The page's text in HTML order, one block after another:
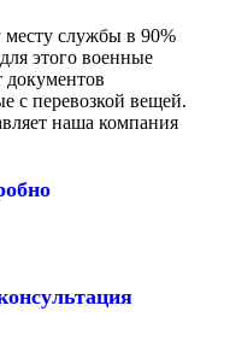
службы в 90%
этого военные
документов
с перевозкой вещей.
наша компания